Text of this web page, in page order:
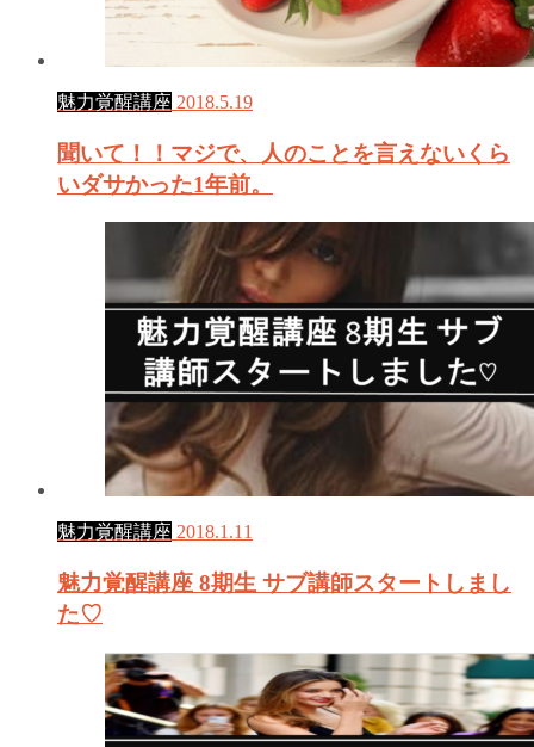
魅力覚醒講座 2018.5.19
聞いて！！マジで、人のことを言えないくら
いダサかった1年前。
魅力覚醒講座 2018.1.11
魅力覚醒講座 8期生 サブ講師スタートしまし
た♡